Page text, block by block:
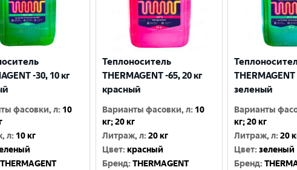
-30, 10 кг
фасовки, л: 10
л: 10 кг
THERMAGENT
Теплоноситель
THERMAGENT -65, 20 кг
красный
Варианты фасовки, л: 10
кг; 20 кг
Литраж, л:20 кг
Цвет:красный
Бренд:THERMAGENT
THERMAGENT
зеленый
Варианты
кг; 20 кг
Литраж, л:20
Цвет:зеленый
Бренд:
Выберите ваш город